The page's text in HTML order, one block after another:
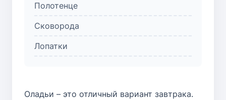
Полотенце
Сковорода
Лопатки
Оладьи – это отличный вариант завтрака.